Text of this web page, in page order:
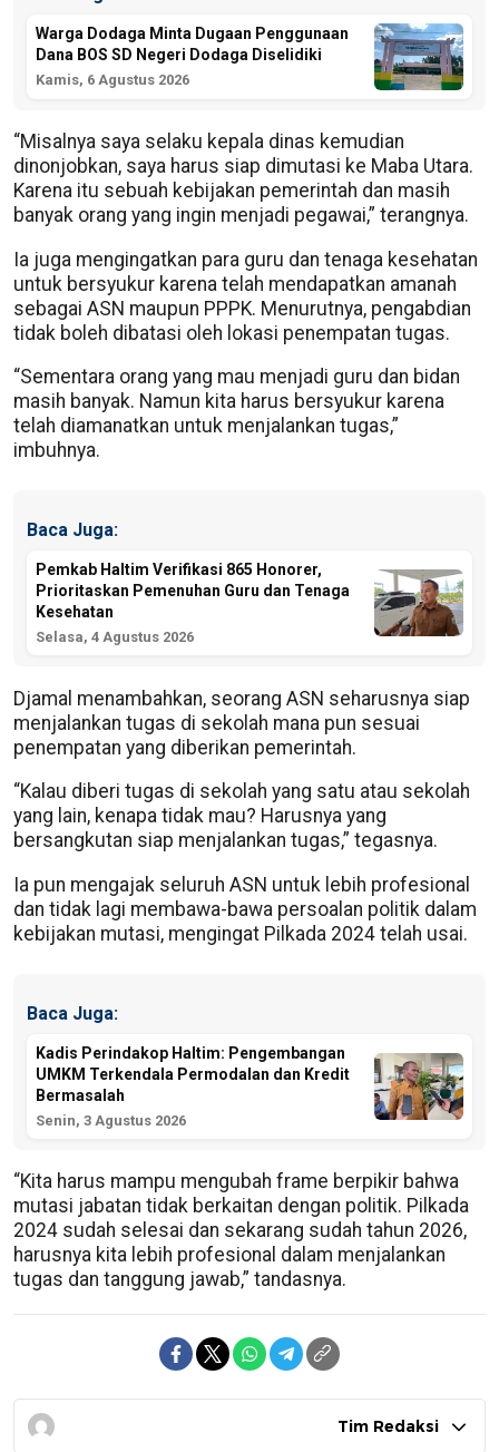
Warga Dodaga Minta Dugaan Penggunaan
Dana BOS SD Negeri Dodaga Diselidiki
Kamis, 6 Agustus 2026
“Misalnya saya selaku kepala dinas kemudian
dinonjobkan, saya harus siap dimutasi ke Maba Utara.
Karena itu sebuah kebijakan pemerintah dan masih
banyak orang yang ingin menjadi pegawai,” terangnya.
Ia juga mengingatkan para guru dan tenaga kesehatan
untuk bersyukur karena telah mendapatkan amanah
sebagai ASN maupun PPPK. Menurutnya, pengabdian
tidak boleh dibatasi oleh lokasi penempatan tugas.
“Sementara orang yang mau menjadi guru dan bidan
masih banyak. Namun kita harus bersyukur karena
telah diamanatkan untuk menjalankan tugas,”
imbuhnya.
Baca Juga:
Pemkab Haltim Verifikasi 865 Honorer,
Prioritaskan Pemenuhan Guru dan Tenaga
Kesehatan
Selasa, 4 Agustus 2026
Djamal menambahkan, seorang ASN seharusnya siap
menjalankan tugas di sekolah mana pun sesuai
penempatan yang diberikan pemerintah.
“Kalau diberi tugas di sekolah yang satu atau sekolah
yang lain, kenapa tidak mau? Harusnya yang
bersangkutan siap menjalankan tugas,” tegasnya.
Ia pun mengajak seluruh ASN untuk lebih profesional
dan tidak lagi membawa-bawa persoalan politik dalam
kebijakan mutasi, mengingat Pilkada 2024 telah usai.
Baca Juga:
Kadis Perindakop Haltim: Pengembangan
UMKM Terkendala Permodalan dan Kredit
Bermasalah
Senin, 3 Agustus 2026
“Kita harus mampu mengubah frame berpikir bahwa
mutasi jabatan tidak berkaitan dengan politik. Pilkada
2024 sudah selesai dan sekarang sudah tahun 2026,
harusnya kita lebih profesional dalam menjalankan
tugas dan tanggung jawab,” tandasnya.
Tim Redaksi